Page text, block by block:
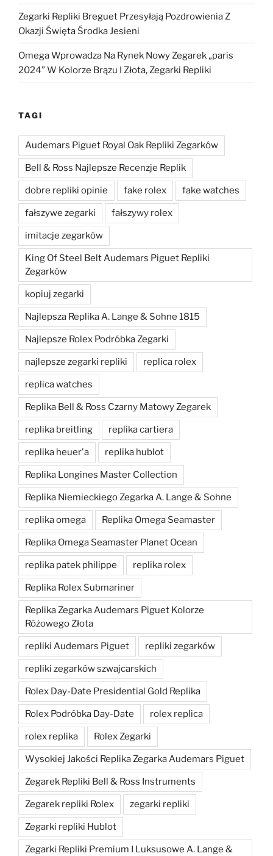
Zegarki Repliki Breguet Przesyłają Pozdrowienia Z
Okazji Święta Środka Jesieni
Omega Wprowadza Na Rynek Nowy Zegarek „paris
2024” W Kolorze Brązu I Złota, Zegarki Repliki
TAGI
Audemars Piguet Royal Oak Repliki Zegarków
Bell & Ross Najlepsze Recenzje Replik
dobre repliki opinie fake rolex fake watches
fałszywe zegarki fałszywy rolex
imitacje zegarków
King Of Steel Belt Audemars Piguet Repliki
Zegarków
kopiuj zegarki
Najlepsza Replika A. Lange & Sohne 1815
Najlepsze Rolex Podróbka Zegarki
najlepsze zegarki repliki replica rolex
replica watches
Replika Bell & Ross Czarny Matowy Zegarek
replika breitling replika cartiera
replika heuer'a replika hublot
Replika Longines Master Collection
Replika Niemieckiego Zegarka A. Lange & Sohne
replika omega Replika Omega Seamaster
Replika Omega Seamaster Planet Ocean
replika patek philippe replika rolex
Replika Rolex Submariner
Replika Zegarka Audemars Piguet Kolorze
Różowego Złota
repliki Audemars Piguet repliki zegarków
repliki zegarków szwajcarskich
Rolex Day-Date Presidential Gold Replika
Rolex Podróbka Day-Date rolex replica
rolex replika Rolex Zegarki
Wysokiej Jakości Replika Zegarka Audemars Piguet
Zegarek Repliki Bell & Ross Instruments
Zegarek repliki Rolex zegarki repliki
Zegarki repliki Hublot
Zegarki Repliki Premium I Luksusowe A. Lange &